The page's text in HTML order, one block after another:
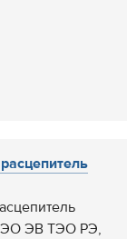
ЭО ЭВ ТЭО РЭ,